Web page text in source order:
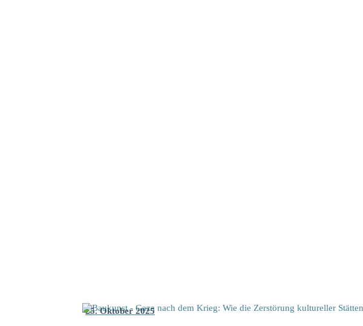
25. Oktober 2025